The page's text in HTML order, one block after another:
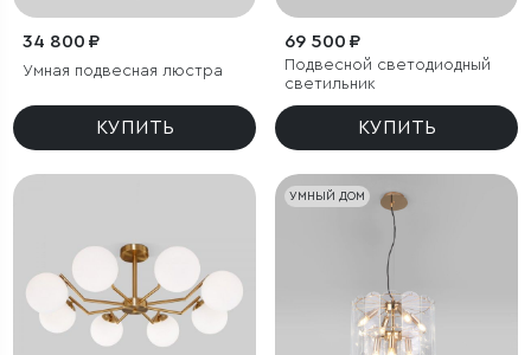
34 800 ₽
Умная подвесная люстра
КУПИТЬ
69 500 ₽
Подвесной светодиодный
светильник
КУПИТЬ
УМНЫЙ ДОМ